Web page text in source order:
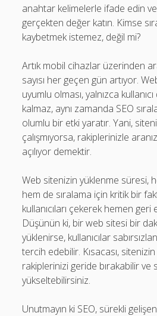
anahtar kelimelerle ifade edin ve
gerçekten değer katın. Kimse
kaybetmek istemez, değil mi?
Artık mobil cihazlar üzerinden
sayısı her geçen gün artıyor.
uyumlu olması, yalnızca
kalmaz, aynı zamanda SEO
olumlu bir etki yaratır. Yani,
çalışmıyorsa, rakiplerinizle
açılıyor demektir.
Web sitenizin yüklenme süresi,
hem de sıralama için kritik bir
kullanıcıları çekerek hemen
Düşünün ki, bir web sitesi bir
yüklenirse, kullanıcılar
tercih edebilir. Kısacası, sitenizin
rakiplerinizi geride bırakabilir ve
yükseltebilirsiniz.
Unutmayın ki SEO, sürekli